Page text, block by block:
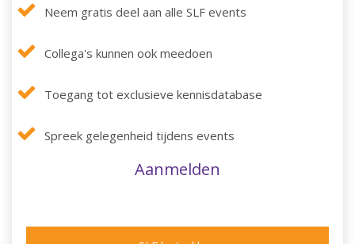
Neem gratis deel aan alle SLF events
Collega's kunnen ook meedoen
Toegang tot exclusieve kennisdatabase
Spreek gelegenheid tijdens events
Aanmelden